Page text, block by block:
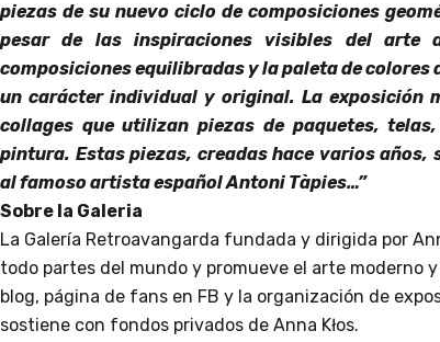
piezas de su nuevo ciclo de composiciones
pesar de las inspiraciones visibles del arte
composiciones equilibradas y la paleta de colores
un carácter individual y original. La exposición
collages que utilizan piezas de paquetes,
pintura. Estas piezas, creadas hace varios años,
al famoso artista español Antoni Tàpies…”
Sobre la Galeria
La Galería Retroavangarda fundada y dirigida por
todo partes del mundo y promueve el arte moderno
blog, página de fans en FB y la organización de
sostiene con fondos privados de Anna Kłos.